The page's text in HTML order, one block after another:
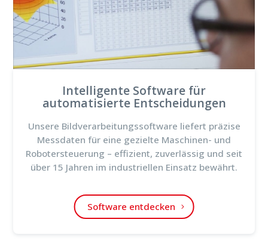
Intelligente Software für
automatisierte Entscheidungen
Unsere Bildverarbeitungssoftware liefert präzise
Messdaten für eine gezielte Maschinen- und
Robotersteuerung – effizient, zuverlässig und seit
über 15 Jahren im industriellen Einsatz bewährt.
Software entdecken